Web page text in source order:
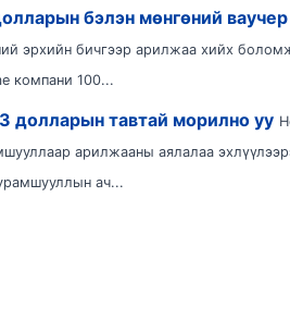
бэлэн мөнгөний ваучер
эрхийн бичгээр арилжаа хийх
компани 100...
долларын тавтай морилно уу
арилжааны аялалаа
ач...